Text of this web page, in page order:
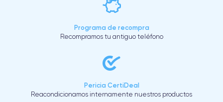
Programa de recompra
Recompramos tu antiguo teléfono
Pericia CertiDeal
Reacondicionamos internamente nuestros productos